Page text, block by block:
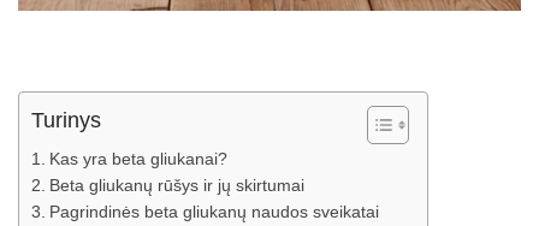
Turinys
Kas yra beta gliukanai?
Beta gliukanų rūšys ir jų skirtumai
Pagrindinės beta gliukanų naudos sveikatai